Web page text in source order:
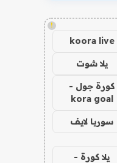
!
koora live
يلا شوت
كورة جول -
kora goal
سوريا لايف
يلا كورة -